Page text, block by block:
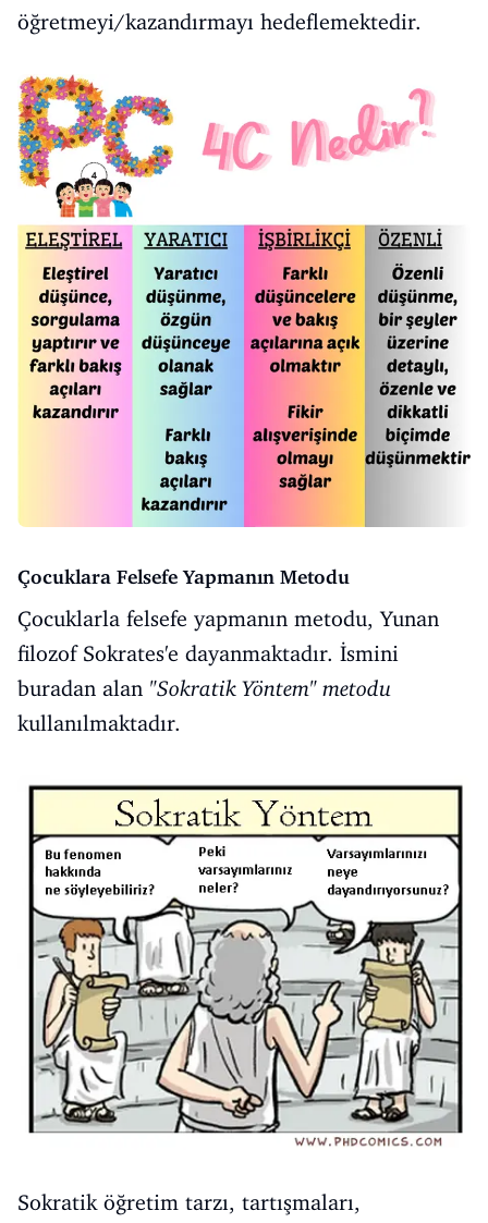
öğretmeyi/kazandırmayı hedeflemektedir.
Çocuklara Felsefe Yapmanın Metodu
Çocuklarla felsefe yapmanın metodu, Yunan
filozof Sokrates'e dayanmaktadır. İsmini
buradan alan "Sokratik Yöntem" metodu
kullanılmaktadır.
Sokratik öğretim tarzı, tartışmaları,